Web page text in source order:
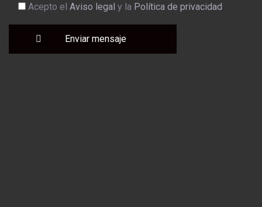
Acepto el Aviso legal y la Política de privacidad
Enviar mensaje